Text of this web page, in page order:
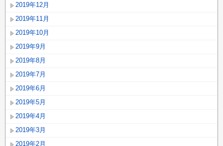
2019年12月
2019年11月
2019年10月
2019年9月
2019年8月
2019年7月
2019年6月
2019年5月
2019年4月
2019年3月
2019年2月